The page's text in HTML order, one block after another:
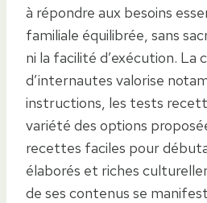
à répondre aux besoins
familiale équilibrée, sans
ni la facilité d’exécution. La
d’internautes valorise
instructions, les tests
variété des options
recettes faciles pour
élaborés et riches
de ses contenus se